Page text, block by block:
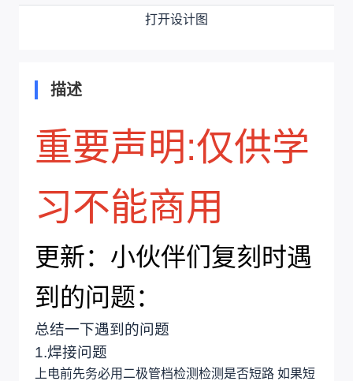
打开设计图
描述
重要声明:仅供学
习不能商用
更新：小伙伴们复刻时遇
到的问题：
总结一下遇到的问题
1.焊接问题
上电前先务必用二极管档检测检测是否短路 如果短